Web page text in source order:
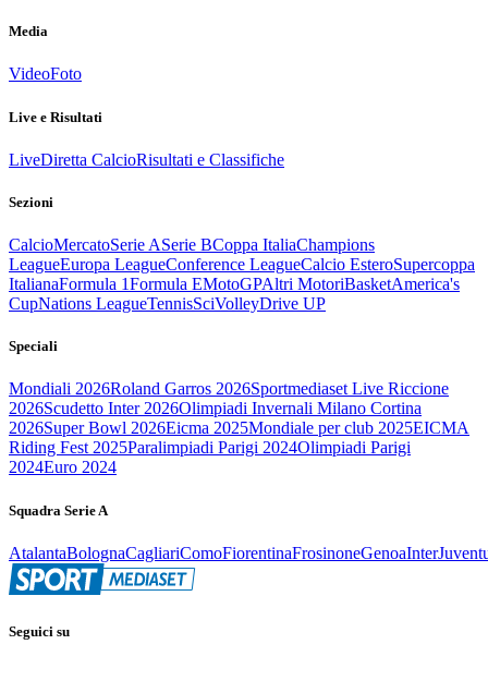
Media
VideoFoto
Live e Risultati
LiveDiretta CalcioRisultati e Classifiche
Sezioni
CalcioMercatoSerie ASerie BCoppa ItaliaChampions
LeagueEuropa LeagueConference LeagueCalcio EsteroSupercoppa
ItalianaFormula 1Formula EMotoGPAltri MotoriBasketAmerica's
CupNations LeagueTennisSciVolleyDrive UP
Speciali
Mondiali 2026Roland Garros 2026Sportmediaset Live Riccione
2026Scudetto Inter 2026Olimpiadi Invernali Milano Cortina
2026Super Bowl 2026Eicma 2025Mondiale per club 2025EICMA
Riding Fest 2025Paralimpiadi Parigi 2024Olimpiadi Parigi
2024Euro 2024
Squadra Serie A
AtalantaBolognaCagliariComoFiorentinaFrosinoneGenoaInter
Seguici su